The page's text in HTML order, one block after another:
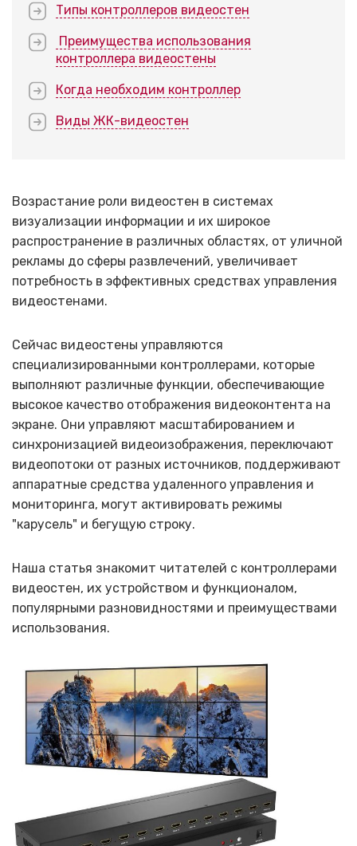
Типы контроллеров видеостен
Преимущества использования
контроллера видеостены
Когда необходим контроллер
Виды ЖК-видеостен
Возрастание роли видеостен в системах
визуализации информации и их широкое
распространение в различных областях, от уличной
рекламы до сферы развлечений, увеличивает
потребность в эффективных средствах управления
видеостенами.
Сейчас видеостены управляются
специализированными контроллерами, которые
выполняют различные функции, обеспечивающие
высокое качество отображения видеоконтента на
экране. Они управляют масштабированием и
синхронизацией видеоизображения, переключают
видеопотоки от разных источников, поддерживают
аппаратные средства удаленного управления и
мониторинга, могут активировать режимы
"карусель" и бегущую строку.
Наша статья знакомит читателей с контроллерами
видеостен, их устройством и функционалом,
популярными разновидностями и преимуществами
использования.